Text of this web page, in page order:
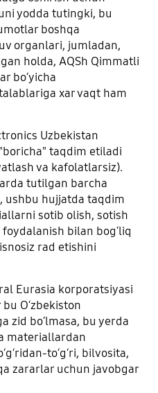
yodda tutingki, bu
boshqa
organlari, jumladan,
holda, AQSh Qimmatli
boʻyicha
xar vaqt ham
Uzbekistan
taqdim etiladi
va kafolatlarsiz).
tutilgan barcha
ushbu hujjatda taqdim
sotib olish, sotish
bilan bogʻliq
rad etishini
Eurasia korporatsiyasi
Oʻzbekiston
zid boʻlmasa, bu yerda
materiallardan
toʻgʻri, bilvosita,
zararlar uchun javobgar